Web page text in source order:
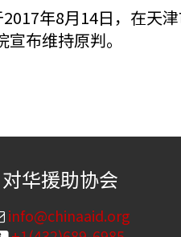
年8月14日，在天
布维持原判。
对华援助协会
info@chinaaid.org